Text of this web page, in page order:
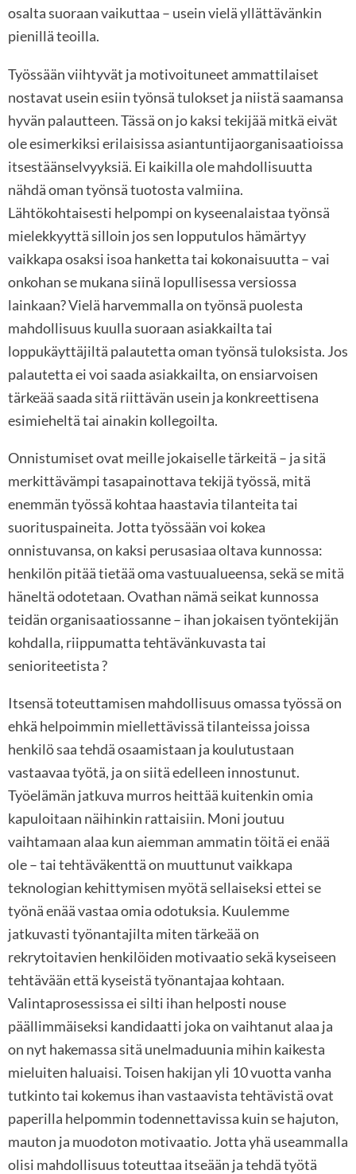
osalta suoraan vaikuttaa – usein vielä yllättävänkin
pienillä teoilla.
Työssään viihtyvät ja motivoituneet ammattilaiset
nostavat usein esiin työnsä tulokset ja niistä saamansa
hyvän palautteen. Tässä on jo kaksi tekijää mitkä eivät
ole esimerkiksi erilaisissa asiantuntijaorganisaatioissa
itsestäänselvyyksiä. Ei kaikilla ole mahdollisuutta
nähdä oman työnsä tuotosta valmiina.
Lähtökohtaisesti helpompi on kyseenalaistaa työnsä
mielekkyyttä silloin jos sen lopputulos hämärtyy
vaikkapa osaksi isoa hanketta tai kokonaisuutta – vai
onkohan se mukana siinä lopullisessa versiossa
lainkaan? Vielä harvemmalla on työnsä puolesta
mahdollisuus kuulla suoraan asiakkailta tai
loppukäyttäjiltä palautetta oman työnsä tuloksista. Jos
palautetta ei voi saada asiakkailta, on ensiarvoisen
tärkeää saada sitä riittävän usein ja konkreettisena
esimieheltä tai ainakin kollegoilta.
Onnistumiset ovat meille jokaiselle tärkeitä – ja sitä
merkittävämpi tasapainottava tekijä työssä, mitä
enemmän työssä kohtaa haastavia tilanteita tai
suorituspaineita. Jotta työssään voi kokea
onnistuvansa, on kaksi perusasiaa oltava kunnossa:
henkilön pitää tietää oma vastuualueensa, sekä se mitä
häneltä odotetaan. Ovathan nämä seikat kunnossa
teidän organisaatiossanne – ihan jokaisen työntekijän
kohdalla, riippumatta tehtävänkuvasta tai
senioriteetista ?
Itsensä toteuttamisen mahdollisuus omassa työssä on
ehkä helpoimmin miellettävissä tilanteissa joissa
henkilö saa tehdä osaamistaan ja koulutustaan
vastaavaa työtä, ja on siitä edelleen innostunut.
Työelämän jatkuva murros heittää kuitenkin omia
kapuloitaan näihinkin rattaisiin. Moni joutuu
vaihtamaan alaa kun aiemman ammatin töitä ei enää
ole – tai tehtäväkenttä on muuttunut vaikkapa
teknologian kehittymisen myötä sellaiseksi ettei se
työnä enää vastaa omia odotuksia. Kuulemme
jatkuvasti työnantajilta miten tärkeää on
rekrytoitavien henkilöiden motivaatio sekä kyseiseen
tehtävään että kyseistä työnantajaa kohtaan.
Valintaprosessissa ei silti ihan helposti nouse
päällimmäiseksi kandidaatti joka on vaihtanut alaa ja
on nyt hakemassa sitä unelmaduunia mihin kaikesta
mieluiten haluaisi. Toisen hakijan yli 10 vuotta vanha
tutkinto tai kokemus ihan vastaavista tehtävistä ovat
paperilla helpommin todennettavissa kuin se hajuton,
mauton ja muodoton motivaatio. Jotta yhä useammalla
olisi mahdollisuus toteuttaa itseään ja tehdä työtä